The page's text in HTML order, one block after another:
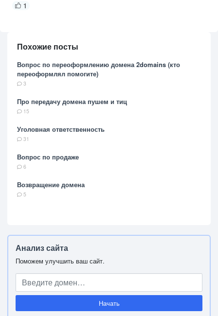
1
Похожие посты
Вопрос по переоформлению домена 2domains (кто
переоформлял помогите)
3
Про передачу домена пушем и тиц
15
Уголовная ответственность
31
Вопрос по продаже
6
Возвращение домена
5
Анализ сайта
Поможем улучшить ваш сайт.
Начать